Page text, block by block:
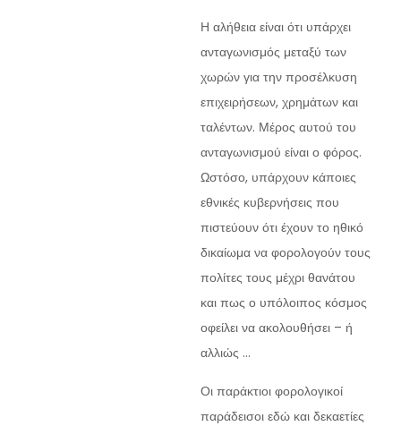
Η αλήθεια είναι ότι υπάρχει
ανταγωνισμός μεταξύ των
χωρών για την προσέλκυση
επιχειρήσεων, χρημάτων και
ταλέντων. Μέρος αυτού του
ανταγωνισμού είναι ο φόρος.
Ωστόσο, υπάρχουν κάποιες
εθνικές κυβερνήσεις που
πιστεύουν ότι έχουν το ηθικό
δικαίωμα να φορολογούν τους
πολίτες τους μέχρι θανάτου
και πως ο υπόλοιπος κόσμος
οφείλει να ακολουθήσει – ή
αλλιώς …
Οι παράκτιοι φορολογικοί
παράδεισοι εδώ και δεκαετίες